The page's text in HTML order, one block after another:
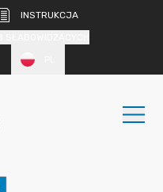
INSTRUKCJA